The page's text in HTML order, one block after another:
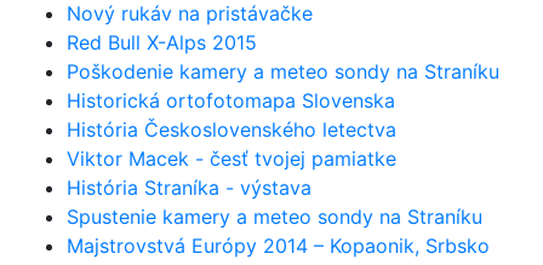
Nový rukáv na pristávačke
Red Bull X-Alps 2015
Poškodenie kamery a meteo sondy na Straníku
Historická ortofotomapa Slovenska
História Československého letectva
Viktor Macek - česť tvojej pamiatke
História Straníka - výstava
Spustenie kamery a meteo sondy na Straníku
Majstrovstvá Európy 2014 – Kopaonik, Srbsko